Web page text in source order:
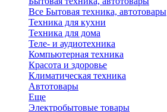
Все Бытовая техника, автотовары
Техника для кухни
Техника для дома
Теле- и аудиотехника
Компьютерная техника
Красота и здоровье
Климатическая техника
Автотовары
Еще
Электробытовые товары